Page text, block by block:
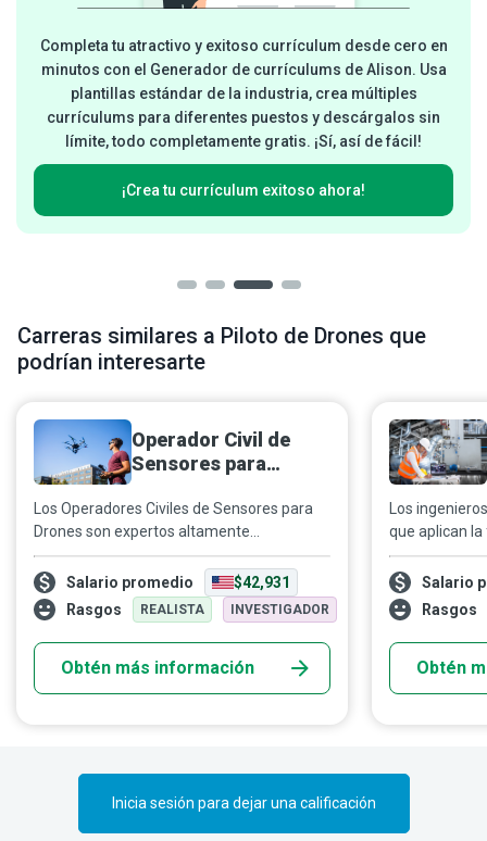
Completa tu atractivo y exitoso currículum desde cero en
minutos con el Generador de currículums de Alison. Usa
plantillas estándar de la industria, crea múltiples
currículums para diferentes puestos y descárgalos sin
límite, todo completamente gratis. ¡Sí, así de fácil!
¡Crea tu currículum exitoso ahora!
Carreras similares a Piloto de Drones que
podrían interesarte
Operador Civil de
Sensores para
Los Operadores Civiles de Sensores para
Drones son expertos altamente
capacitados que utilizan equipos de última
generación para rastrear y monitorear
diversos objetos con fines de percepción
remota no bélica. Son miembros
esenciales de la tripulación de vuelo o del
equipo aéreo.
Salario promedio
$42,931
Rasgos
REALISTA INVESTIGADOR
Obtén más información
Los
que aplican
electricidad,
electrónica
innovadores
sistemas
conectado en
industrias.
Salario
Rasgos
Obtén
Inicia sesión para dejar una calificación